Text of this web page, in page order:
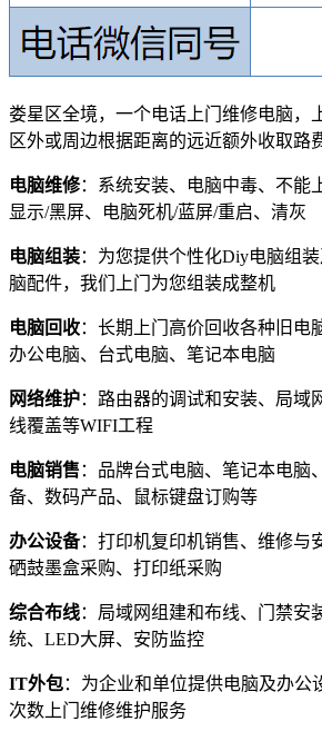
娄星区全境，一个电话上门维修电脑，
区外或周边根据距离的远近额外收取路
电脑维修：系统安装、电脑中毒、不能
显示/黑屏、电脑死机/蓝屏/重启、清灰
电脑组装：为您提供个性化Diy电脑组
脑配件，我们上门为您组装成整机
电脑回收：长期上门高价回收各种旧电
办公电脑、台式电脑、笔记本电脑
网络维护：路由器的调试和安装、局域
线覆盖等WIFI工程
电脑销售 ：品牌台式电脑、笔记本电脑
备、数码产品、鼠标键盘订购等
办公设备：打印机复印机销售、维修与
硒鼓墨盒采购、打印纸采购
综合布线：局域网组建和布线、门禁安
统、LED大屏、安防监控
IT外包：为企业和单位提供电脑及办公
次数上门维修维护服务